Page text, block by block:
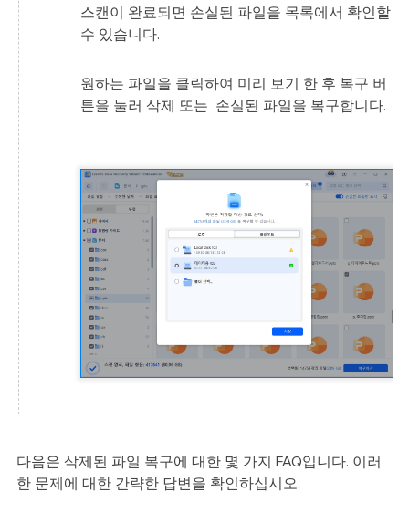
스캔이 완료되면 손실된 파일을 목록에서 확인할
수 있습니다.
원하는 파일을 클릭하여 미리 보기 한 후 복구 버
튼을 눌러 삭제 또는 손실된 파일을 복구합니다.
다음은 삭제된 파일 복구에 대한 몇 가지 FAQ입니다. 이러
한 문제에 대한 간략한 답변을 확인하십시오.